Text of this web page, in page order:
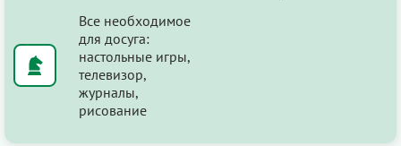
Все необходимое
для досуга:
настольные игры,
телевизор,
журналы,
рисование